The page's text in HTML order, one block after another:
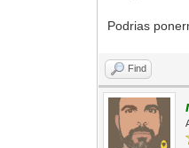
Podrias
Find